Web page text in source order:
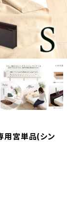
用宮単品(シン